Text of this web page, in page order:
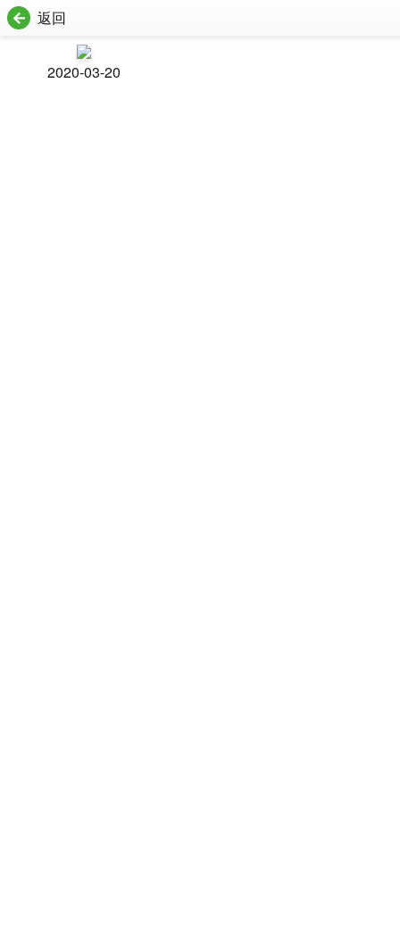
返回
2020-03-20